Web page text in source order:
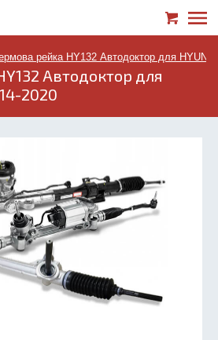
рейка HY132 Автодоктор для
Автодоктор для
2020